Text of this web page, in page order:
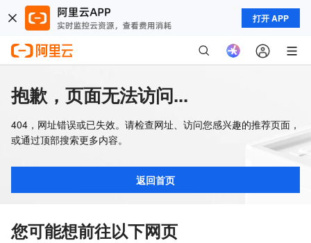
打开 APP
抱歉，页面无法访问...
404，网址错误或已失效。请检查网址、访问您感兴趣的推荐页面，
或通过顶部搜索更多内容。
返回首页
您可能想前往以下网页